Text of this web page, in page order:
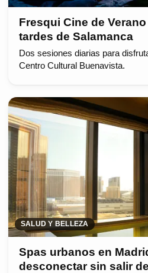
Fresqui Cine de
tardes de Salamanca
Dos sesiones diarias para
Centro Cultural Buenavista.
SALUD Y BELLEZA
Spas urbanos en
desconectar sin salir